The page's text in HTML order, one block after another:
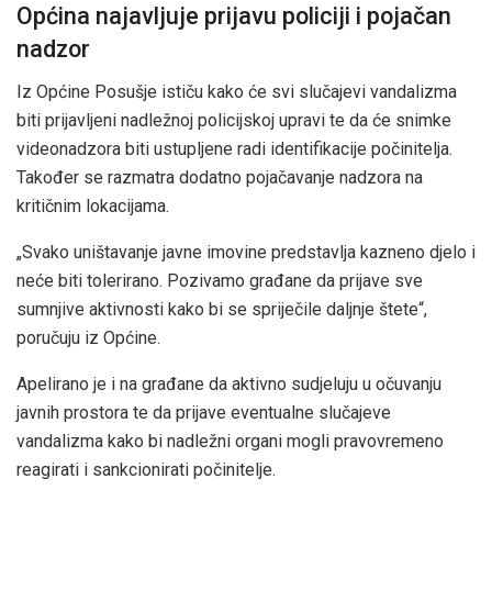
Općina najavljuje prijavu policiji i pojačan
nadzor
Iz Općine Posušje ističu kako će svi slučajevi vandalizma
biti prijavljeni nadležnoj policijskoj upravi te da će snimke
videonadzora biti ustupljene radi identifikacije počinitelja.
Također se razmatra dodatno pojačavanje nadzora na
kritičnim lokacijama.
„Svako uništavanje javne imovine predstavlja kazneno djelo i
neće biti tolerirano. Pozivamo građane da prijave sve
sumnjive aktivnosti kako bi se spriječile daljnje štete“,
poručuju iz Općine.
Apelirano je i na građane da aktivno sudjeluju u očuvanju
javnih prostora te da prijave eventualne slučajeve
vandalizma kako bi nadležni organi mogli pravovremeno
reagirati i sankcionirati počinitelje.